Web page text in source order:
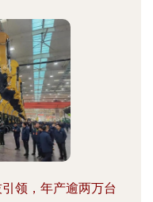
领，年产逾两万台